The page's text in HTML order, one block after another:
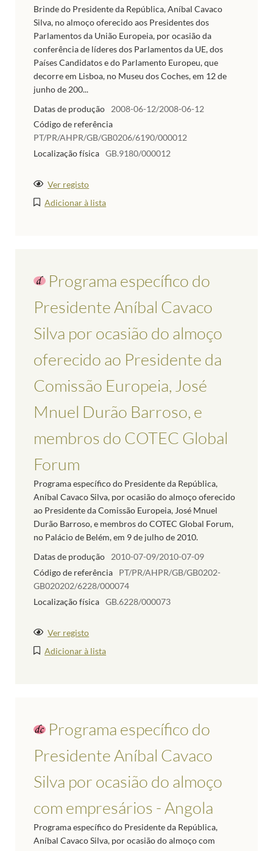
Brinde do Presidente da República, Aníbal Cavaco
Silva, no almoço oferecido aos Presidentes dos
Parlamentos da União Europeia, por ocasião da
conferência de líderes dos Parlamentos da UE, dos
Países Candidatos e do Parlamento Europeu, que
decorre em Lisboa, no Museu dos Coches, em 12 de
junho de 200...
Datas de produção
2008-06-12/2008-06-12
Código de referência
PT/PR/AHPR/GB/GB0206/6190/000012
Localização física GB.9180/000012
Ver registo
Adicionar à lista
Programa específico do
Presidente Aníbal Cavaco
Silva por ocasião do almoço
oferecido ao Presidente da
Comissão Europeia, José
Mnuel Durão Barroso, e
membros do COTEC Global
Forum
Programa específico do Presidente da República,
Aníbal Cavaco Silva, por ocasião do almoço oferecido
ao Presidente da Comissão Europeia, José Mnuel
Durão Barroso, e membros do COTEC Global Forum,
no Palácio de Belém, em 9 de julho de 2010.
Datas de produção
2010-07-09/2010-07-09
Código de referência
PT/PR/AHPR/GB/GB0202-
GB020202/6228/000074
Localização física GB.6228/000073
Ver registo
Adicionar à lista
Programa específico do
Presidente Aníbal Cavaco
Silva por ocasião do almoço
com empresários - Angola
Programa específico do Presidente da República,
Aníbal Cavaco Silva, por ocasião do almoço com